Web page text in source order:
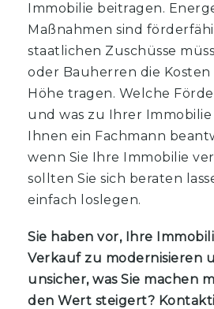
Immobilie beitragen.
Maßnahmen sind
staatlichen Zuschüsse
oder Bauherren die
Höhe tragen. Welche
und was zu Ihrer Immobilie
Ihnen ein Fachmann
wenn Sie Ihre Immobilie
sollten Sie sich beraten
einfach loslegen.
Sie haben vor, Ihre
Verkauf zu modernisieren
unsicher, was Sie machen
den Wert steigert?